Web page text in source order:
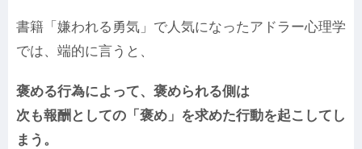
書籍「嫌われる勇気」で人気になったアドラー心理学
では、端的に言うと、
褒める行為によって、褒められる側は
次も報酬としての「褒め」を求めた行動を起こしてし
まう。